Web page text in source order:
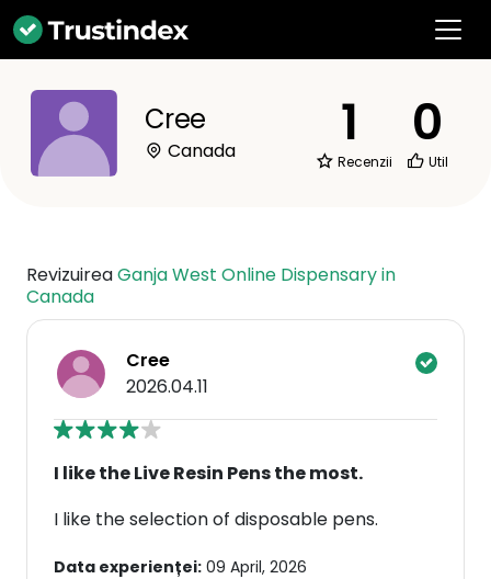
Cree
Canada 1
Recenzii
0
Util
RevizuireaGanja West Online Dispensary in
Canada
Cree
2026.04.11
I like the Live Resin Pens the most.
I like the selection of disposable pens.
Data experienței: 09 April, 2026